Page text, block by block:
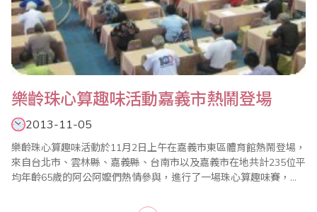
樂齡珠心算趣味活動嘉義市熱鬧登場
2013-11-05
樂齡珠心算趣味活動於11月2日上午在嘉義市東區體育館熱鬧登場，
來自台北市、雲林縣、嘉義縣、台南市以及嘉義市在地共計235位平
均年齡65歲的阿公阿嬤們熱情參與，進行了一場珠心算趣味賽，同
進行神算金頭腦表演，嘉義市長黃敏惠、副市長李錫津、議長蔡貴